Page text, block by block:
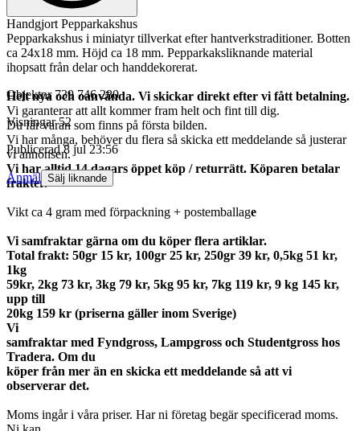
Handgjort Pepparkakshus
Pepparkakshus i miniatyr tillverkat efter hantverkstraditioner. Botten
ca 24x18 mm. Höjd ca 18 mm. Pepparkaksliknande material
ihopsatt från delar och handdekorerat.
Helt nya och oanvända. Vi skickar direkt efter vi fått betalning.
Vi garanterar att allt kommer fram helt och fint till dig.
Du får varan som finns på första bilden.
Vi har många, behöver du flera så skicka ett meddelande så justerar
vi annonsen.
Vi har alltid 14 dagars öppet köp / returrätt. Köparen betalar
frakter.
Vikt ca 4 gram med förpackning + postemballage
Vi samfraktar gärna om du köper flera artiklar.
Total frakt: 50gr 15 kr, 100gr 25 kr, 250gr 39 kr, 0,5kg 51 kr,
1kg
59kr, 2kg 73 kr, 3kg 79 kr, 5kg 95 kr, 7kg 119 kr, 9 kg 145 kr,
upp till
20kg 159 kr (priserna gäller inom Sverige)
Vi
samfraktar med Fyndgross, Lampgross och Studentgross hos
Tradera. Om du
köper från mer än en skicka ett meddelande så att vi
observerar det.
Moms ingår i våra priser. Har ni företag begär specificerad moms.
Objektnr 739 746 280
Visningar 52
Publicerad 8 jul 23:56
Anmäl Sälj liknande